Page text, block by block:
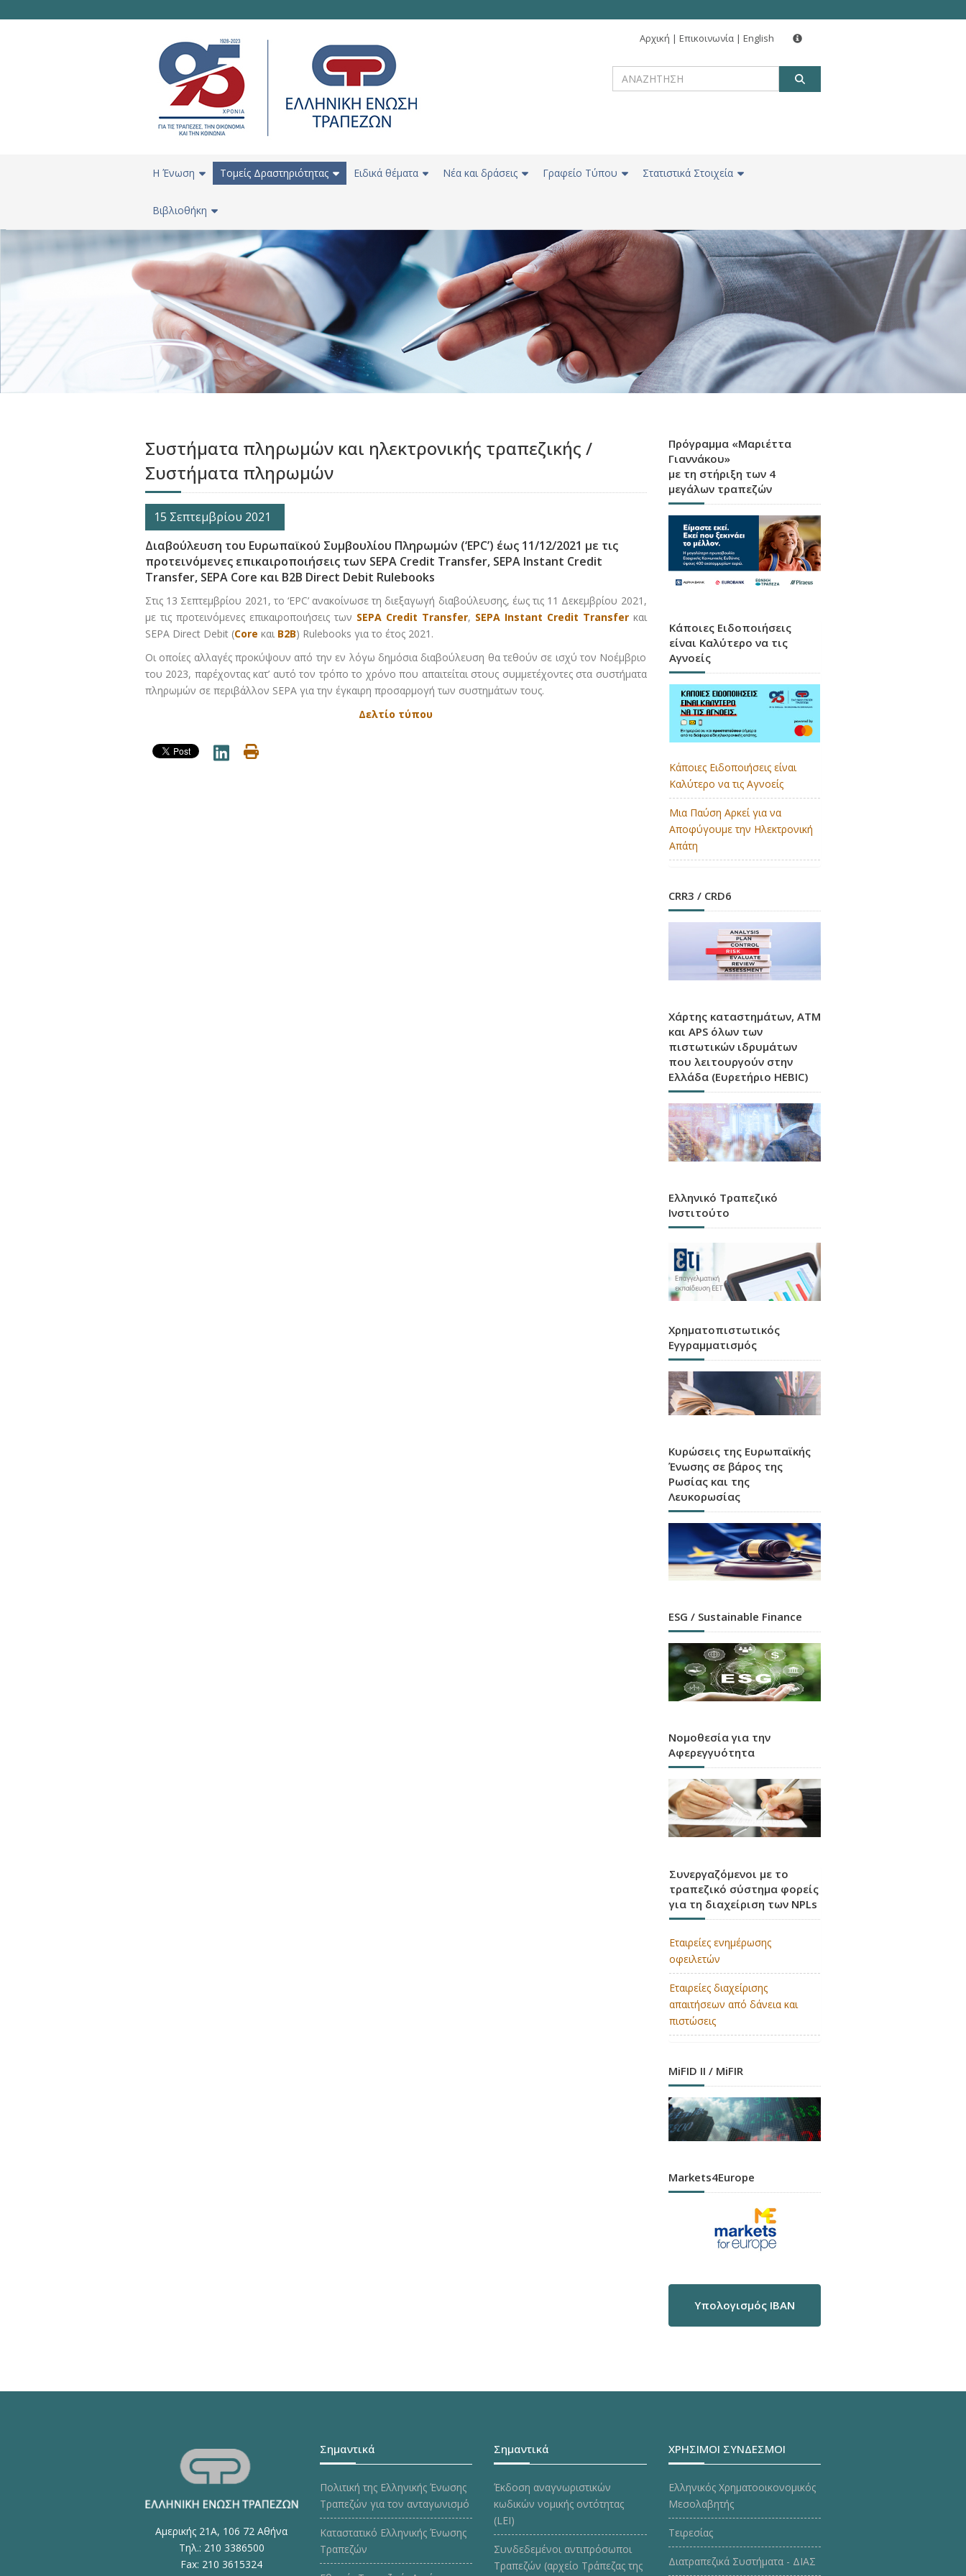
Αρχική | Επικοινωνία | English
H Ένωση Τομείς Δραστηριότητας Ειδικά θέματα Νέα και δράσεις Γραφείο Τύπου Στατιστικά Στοιχεία
Βιβλιοθήκη
Συστήματα πληρωμών και ηλεκτρονικής τραπεζικής /
Συστήματα πληρωμών
15 Σεπτεμβρίου 2021
Διαβούλευση του Ευρωπαϊκού Συμβουλίου Πληρωμών (‘EPC’) έως 11/12/2021 με τις
προτεινόμενες επικαιροποιήσεις των SEPA Credit Transfer, SEPA Instant Credit
Transfer, SEPA Core και B2B Direct Debit Rulebooks
Στις 13 Σεπτεμβρίου 2021, το ‘EPC’ ανακοίνωσε τη διεξαγωγή διαβούλευσης, έως τις 11 Δεκεμβρίου 2021,
με τις προτεινόμενες επικαιροποιήσεις των SEPA Credit Transfer, SEPA Instant Credit Transferκαι
SEPA Direct Debit (Core και B2B) Rulebooks για το έτος 2021.
Οι οποίες αλλαγές προκύψουν από την εν λόγω δημόσια διαβούλευση θα τεθούν σε ισχύ τον Νοέμβριο
του 2023, παρέχοντας κατ’ αυτό τον τρόπο το χρόνο που απαιτείται στους συμμετέχοντες στα συστήματα
πληρωμών σε περιβάλλον SEPA για την έγκαιρη προσαρμογή των συστημάτων τους.
Δελτίο τύπου
Πρόγραμμα «Μαριέττα
Γιαννάκου»
με τη στήριξη των 4
μεγάλων τραπεζών
Κάποιες Ειδοποιήσεις
είναι Καλύτερο να τις
Αγνοείς
Κάποιες Ειδοποιήσεις είναι
Καλύτερο να τις Αγνοείς
Μια Παύση Αρκεί για να
Αποφύγουμε την Ηλεκτρονική
Απάτη
CRR3 / CRD6
Χάρτης καταστημάτων, ATM
και APS όλων των
πιστωτικών ιδρυμάτων
που λειτουργούν στην
Ελλάδα (Ευρετήριο HEBIC)
Ελληνικό Τραπεζικό
Ινστιτούτο
Χρηματοπιστωτικός
Εγγραμματισμός
Κυρώσεις της Ευρωπαϊκής
Ένωσης σε βάρος της
Ρωσίας και της
Λευκορωσίας
ESG / Sustainable Finance
Νομοθεσία για την
Αφερεγγυότητα
Συνεργαζόμενοι με το
τραπεζικό σύστημα φορείς
για τη διαχείριση των NPLs
Εταιρείες ενημέρωσης
οφειλετών
Εταιρείες διαχείρισης
απαιτήσεων από δάνεια και
πιστώσεις
MiFID II / MiFIR
Markets4Europe
Υπολογισμός IBAN
Αμερικής 21Α, 106 72 Αθήνα
Τηλ.: 210 3386500
Fax: 210 3615324
Σημαντικά
Πολιτική της Ελληνικής Ένωσης
Τραπεζών για τον ανταγωνισμό
Καταστατικό Ελληνικής Ένωσης
Τραπεζών
Σημαντικά
Έκδοση αναγνωριστικών
κωδικών νομικής οντότητας
(LEI)
Συνδεδεμένοι αντιπρόσωποι
Τραπεζών (αρχείο Τράπεζας της
ΧΡΗΣΙΜΟΙ ΣΥΝΔΕΣΜΟΙ
Ελληνικός Χρηματοοικονομικός
Μεσολαβητής
Τειρεσίας
Διατραπεζικά Συστήματα - ΔΙΑΣ